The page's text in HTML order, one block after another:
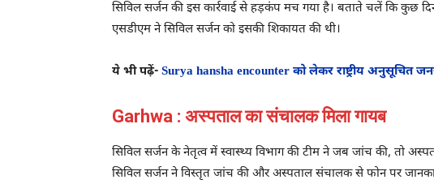
सिविल सर्जन की इस कार्रवाई से हड़कंप मच गया है। बताते चलें कि
एसडीएम ने सिविल सर्जन को इसकी शिकायत की थी।
ये भी पढ़ें- Surya hansha encounter को लेकर राष्ट्रीय अनुसूचित
Garhwa : अस्पताल का संचालक मिला गायब
सिविल सर्जन के नेतृत्व में स्वास्थ्य विभाग की टीम ने जब जांच की, तो
सिविल सर्जन ने विस्तृत जांच की और अस्पताल संचालक से फोन पर